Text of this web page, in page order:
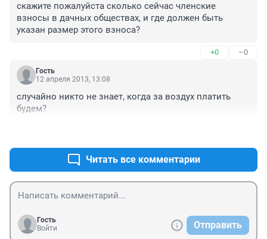
скажите пожалуйста сколько сейчас членские
взносы в дачных обществах, и где должен быть
указан размер этого взноса?
+0 –0
Гость
12 апреля 2013, 13:08
случайно никто не знает, когда за воздух платить
будем?
Читать все комментарии
Гость
Войти
Отправить